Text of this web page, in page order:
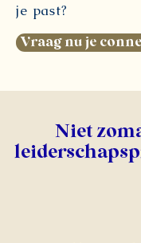
je past?
Vraag nu je
Niet